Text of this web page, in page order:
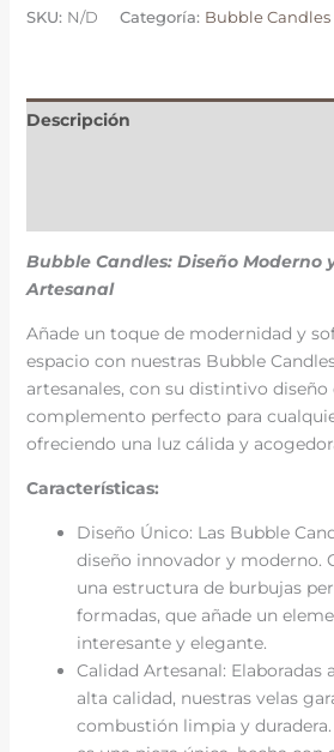
SKU: N/D Categoría: Bubble Candles
Descripción
Bubble Candles: Diseño Moderno
Artesanal
Añade un toque de modernidad y
espacio con nuestras Bubble
artesanales, con su distintivo diseño
complemento perfecto para
ofreciendo una luz cálida y
Características:
Diseño Único: Las Bubble
diseño innovador y moderno.
una estructura de burbujas
formadas, que añade un
interesante y elegante.
Calidad Artesanal: Elaboradas
alta calidad, nuestras velas
combustión limpia y